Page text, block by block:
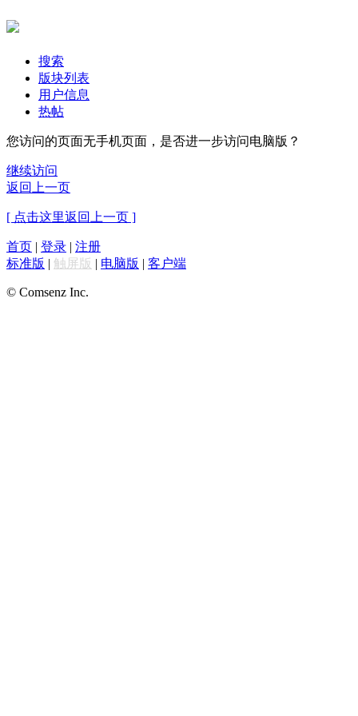
搜索
版块列表
用户信息
热帖
您访问的页面无手机页面，是否进一步访问电脑版？
继续访问
返回上一页
[ 点击这里返回上一页 ]
首页 | 登录 | 注册
标准版 | 触屏版 | 电脑版 | 客户端
© Comsenz Inc.